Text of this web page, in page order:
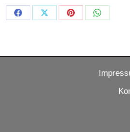
Share
Share
Share
Share